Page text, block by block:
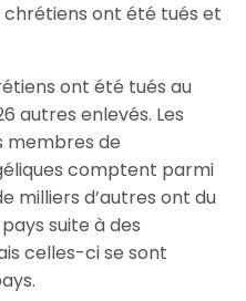
chrétiens ont été tués et
ont été tués au
autres enlevés. Les
membres de
comptent parmi
milliers d’autres ont du
suite à des
celles-ci se sont